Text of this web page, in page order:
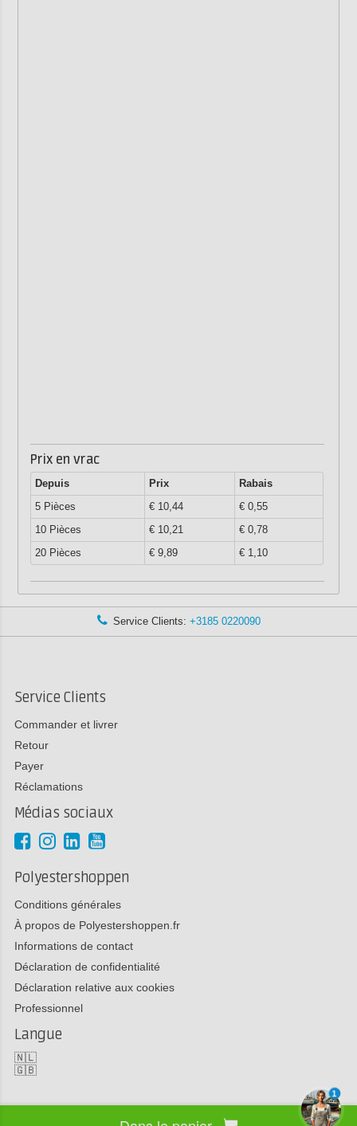
Prix en vrac
Depuis Prix
Rabais
5 Pièces
€ 10,44
€ 0,55
10 Pièces
€ 10,21
€ 0,78
20 Pièces
€ 9,89 € 1,10
Service Clients: +3185 0220090
Service Clients
Commander et livrer
Retour
Payer
Réclamations
Médias sociaux
Polyestershoppen
Conditions générales
À propos de Polyestershoppen.fr
Informations de contact
Déclaration de confidentialité
Déclaration relative aux cookies
Professionnel
Langue
🇳🇱
🇬🇧
1